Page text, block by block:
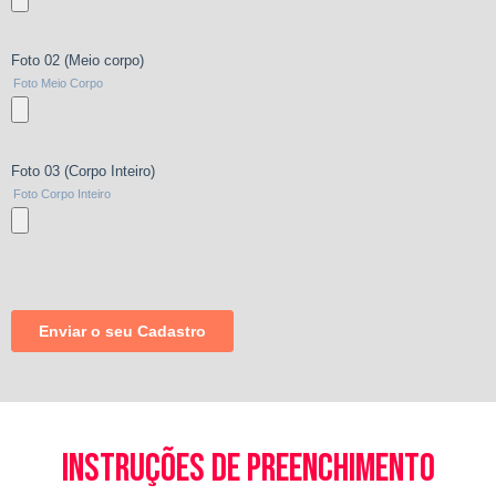
instruções de preenchimento